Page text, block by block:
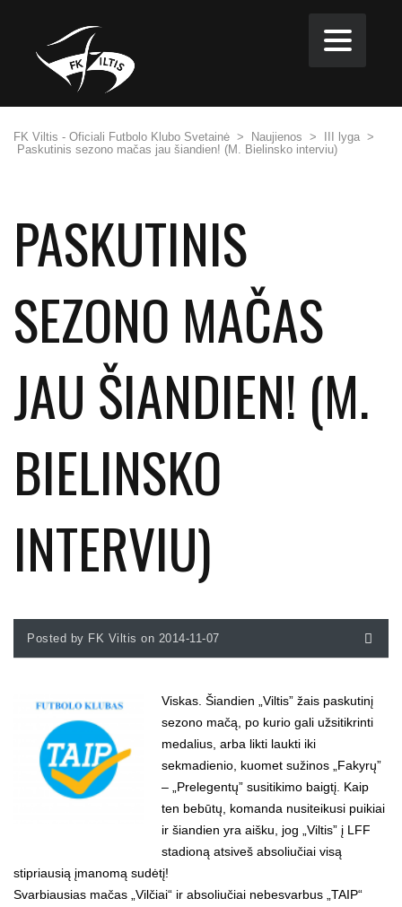
FK Viltis - Oficiali Futbolo Klubo Svetainė > Naujienos > III lyga >
Paskutinis sezono mačas jau šiandien! (M. Bielinsko interviu)
PASKUTINIS
SEZONO MAČAS
JAU ŠIANDIEN! (M.
BIELINSKO
INTERVIU)
Posted by FK Viltis on 2014-11-07
Viskas. Šiandien „Viltis” žais paskutinį
sezono mačą, po kurio gali užsitikrinti
medalius, arba likti laukti iki
sekmadienio, kuomet sužinos „Fakyrų”
– „Prelegentų” susitikimo baigtį. Kaip
ten bebūtų, komanda nusiteikusi puikiai
ir šiandien yra aišku, jog „Viltis” į LFF
stadioną atsiveš absoliučiai visą
stipriausią įmanomą sudėtį!
Svarbiausias mačas „Vilčiai“ ir absoliučiai nebesvarbus „TAIP“